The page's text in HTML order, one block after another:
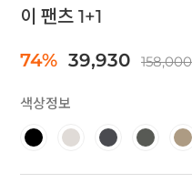
이 팬츠 1+1
74% 39,930 158,000
색상정보